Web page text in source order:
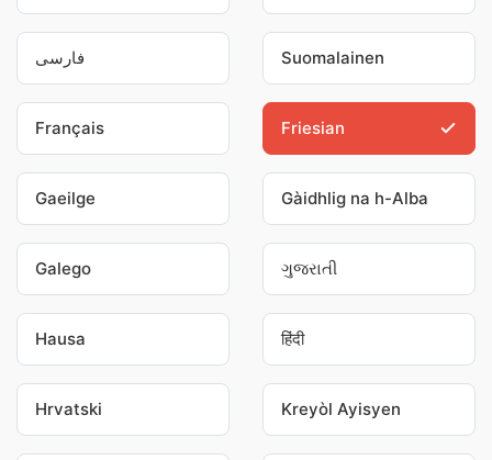
فارسی Suomalainen
Français Friesian
Gaeilge Gàidhlig na h-Alba
Galego ગુજરાતી
Hausa हिंदी
Hrvatski Kreyòl Ayisyen